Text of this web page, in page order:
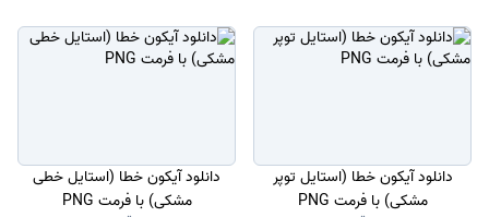
دانلود آیکون خطا (استایل توپر
مشکی) با فرمت PNG
دانلود آیکون خطا (استایل خطی
مشکی) با فرمت PNG